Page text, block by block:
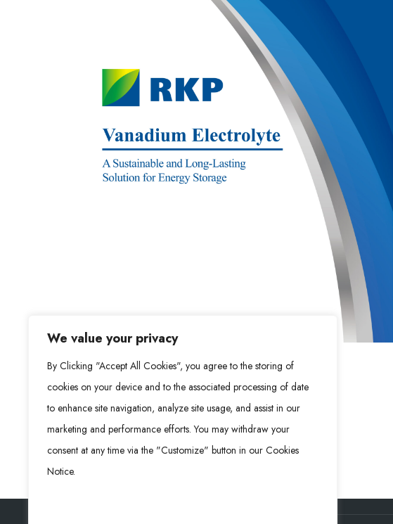
We value your privacy
By Clicking "Accept All Cookies", you agree to the storing of
cookies on your device and to the associated processing of date
to enhance site navigation, analyze site usage, and assist in our
marketing and performance efforts. You may withdraw your
consent at any time via the "Customize" button in our Cookies
Notice.